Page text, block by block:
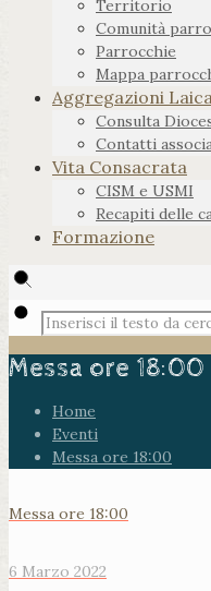
Territorio
Comunità
Parrocchie
Mappa
Aggregazioni
Consulta
Contatti
Vita Consacrata
CISM e USMI
Recapiti delle
Formazione
Messa ore 18:00
Home
Eventi
Messa ore 18:00
Messa ore 18:00
6 Marzo 2022